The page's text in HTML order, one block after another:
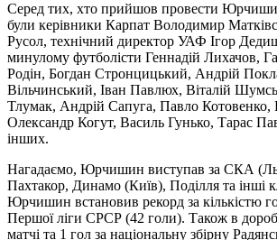
Серед тих, хто прийшов провести
були керівники Карпат Володимир
Русол, технічний директор УАФ Ігор
минулому футболісти Геннадій Лихачов,
Родін, Богдан Стронцицький, Андрій
Вільчинський, Іван Павлюх, Віталій
Тлумак, Андрій Сапуга, Павло Котовенко,
Олександр Когут, Василь Гунько, Тарас
інших.
Нагадаємо, Юрчишин виступав за СКА
Пахтакор, Динамо (Київ), Поділля та інші
Юрчишин встановив рекорд за кількістю
Першої ліги СРСР (42 голи). Також в
матчі та 1 гол за національну збірну